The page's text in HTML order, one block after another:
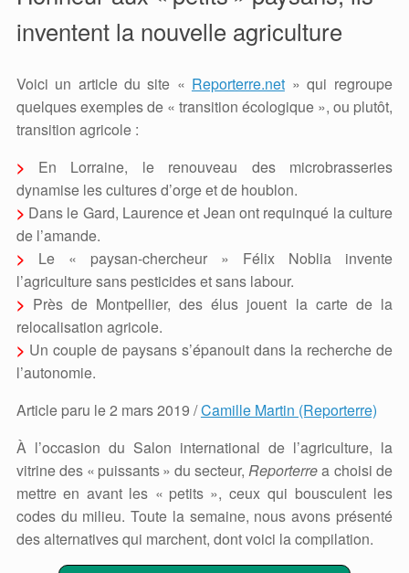
inventent la nouvelle agriculture
Voici un article du site « Reporterre.net» qui regroupe
quelques exemples de « transition écologique », ou plutôt,
transition agricole :
>
En Lorraine, le renouveau des microbrasseries
dynamise les cultures d’orge et de houblon.
> Dans le Gard, Laurence et Jean ont requinqué la culture
de l’amande.
>
Le « paysan-chercheur » Félix Noblia invente
l’agriculture sans pesticides et sans labour.
> Près de Montpellier, des élus jouent la carte de la
relocalisation agricole.
> Un couple de paysans s’épanouit dans la recherche de
l’autonomie.
Article paru le 2 mars2019 /Camille Martin (Reporterre)
À l’occasion du Salon international de l’agriculture, la
vitrine des « puissants» du secteur, Reporterrea choisi de
mettre en avant les « petits », ceux qui bousculent les
codes du milieu. Toute la semaine, nous avons présenté
des alternatives qui marchent, dont voici la compilation.